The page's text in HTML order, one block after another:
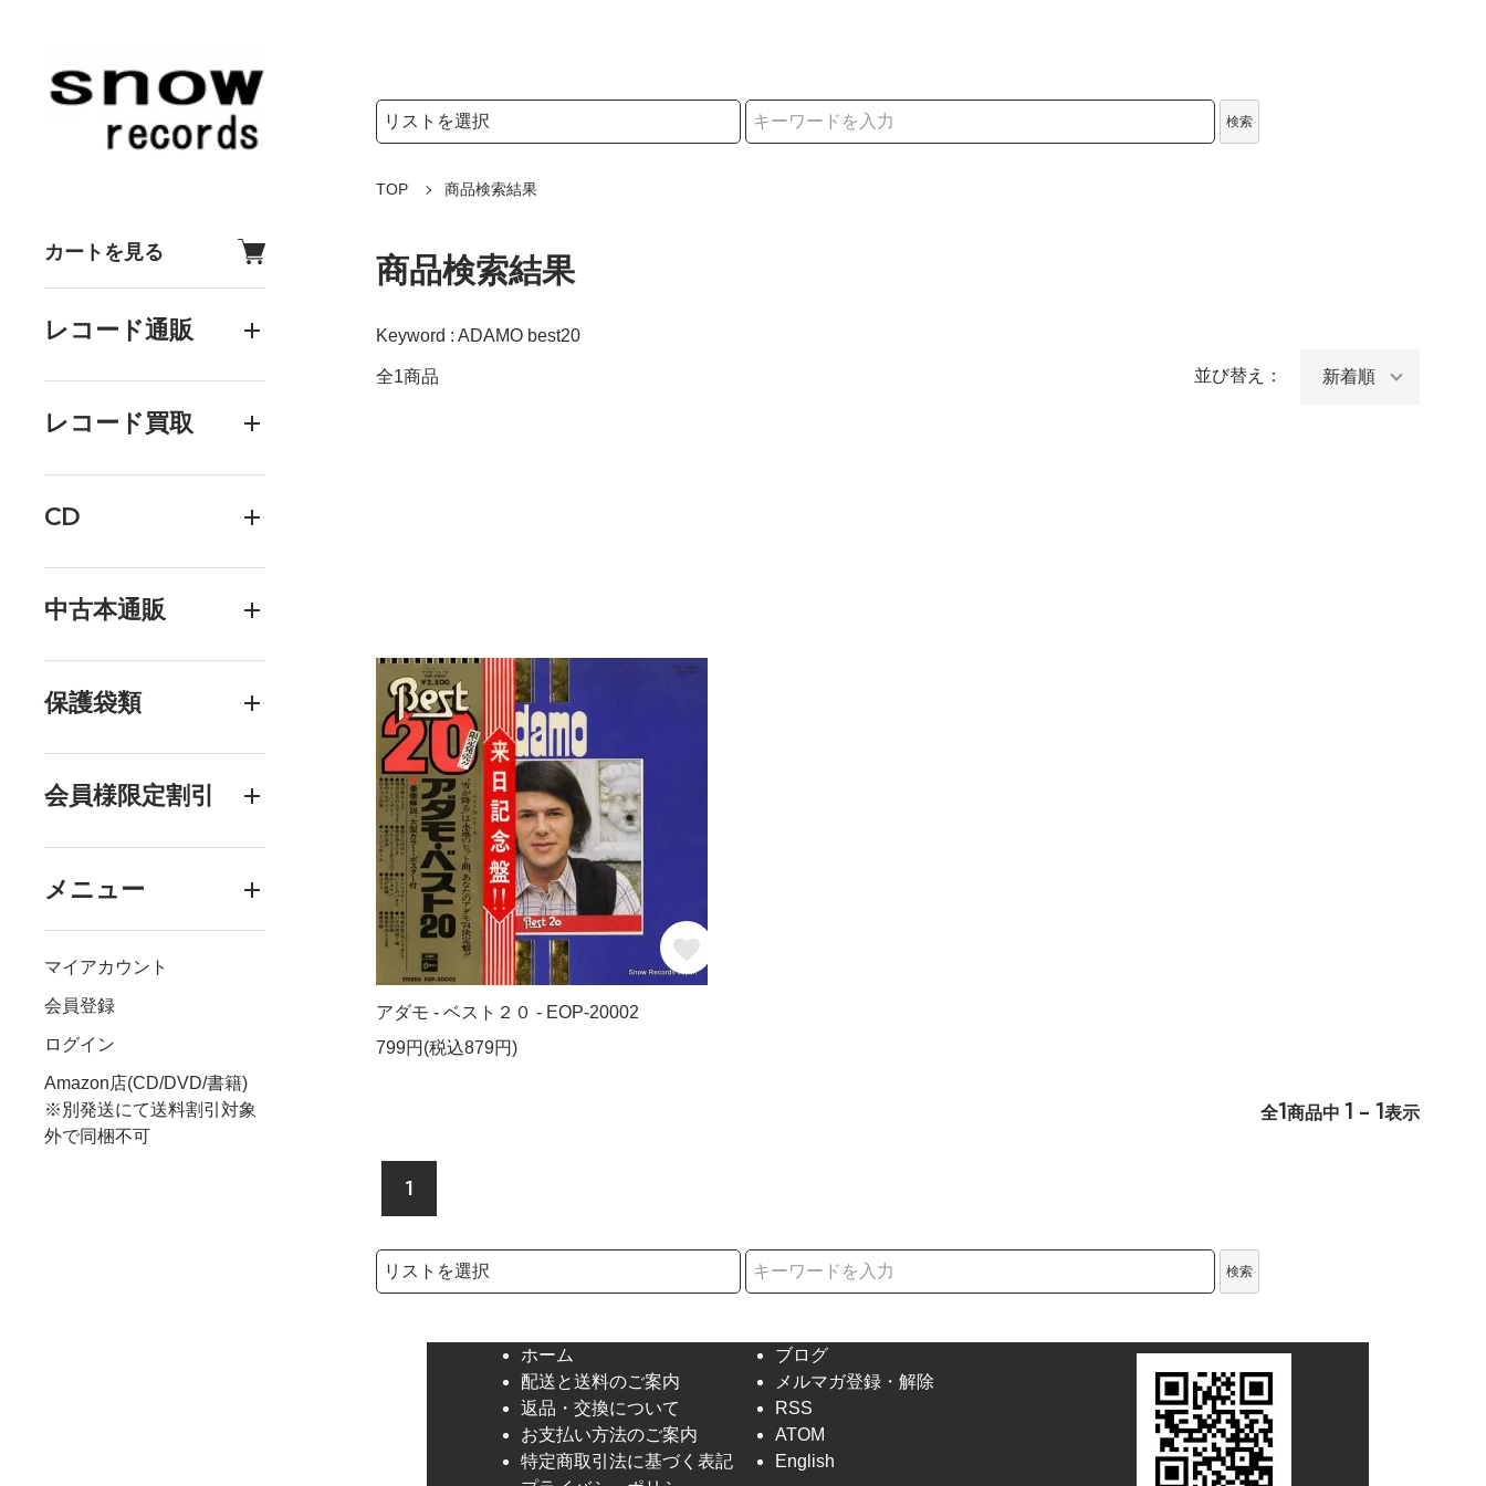
カートを見る
レコード通販
レコード買取
CD
中古本通販
保護袋類
会員様限定割引
メニュー
マイアカウント
会員登録
ログイン
Amazon店(CD/DVD/書籍)
※別発送にて送料割引対象
外で同梱不可
検索リストの選択
検索
TOP 商品検索結果
商品検索結果
Keyword : ADAMO best20
全1商品 並び替え：
アダモ - ベスト２０ - EOP-20002
799円(税込879円)
全1商品中 1 - 1表示
1
検索リストの選択
検索
ホーム
配送と送料のご案内
返品・交換について
お支払い方法のご案内
特定商取引法に基づく表記
ブログ
メルマガ登録・解除
RSS
ATOM
English